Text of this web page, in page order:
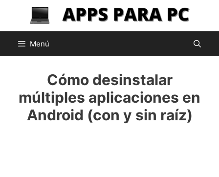
contenido
Menú
Cómo desinstalar
múltiples aplicaciones en
Android (con y sin raíz)